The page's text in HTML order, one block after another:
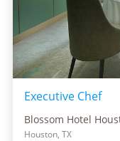
Executive Chef
Blossom Hotel
Houston, TX